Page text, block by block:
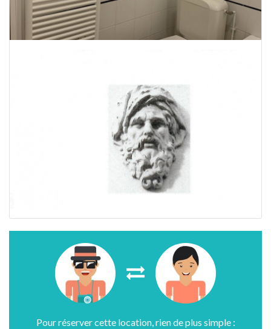
Pour réserver cette location, rien de plus simple :